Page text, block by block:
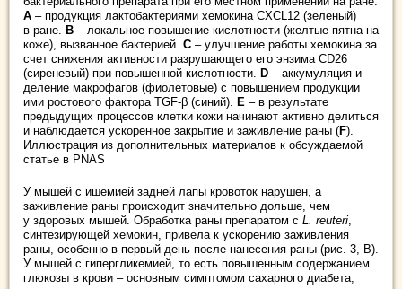
А – продукция лактобактериями хемокина CXCL12 (зеленый)
в ране.
В – локальное повышение кислотности (желтые пятна на
коже), вызванное бактерией. С – улучшение работы хемокина за
счет снижения активности разрушающего его энзима CD26
(сиреневый) при повышенной кислотности.
D – аккумуляция и
деление макрофагов (фиолетовые) с повышением продукции
ими ростового фактора TGF-β (синий).
Е – в результате
предыдущих процессов клетки кожи начинают активно делиться
и наблюдается ускоренное закрытие и заживление раны (F).
Иллюстрация из дополнительных материалов к обсуждаемой
статье в PNAS
У мышей с ишемией задней лапы кровоток нарушен, а
заживление раны происходит значительно дольше, чем
у здоровых мышей. Обработка раны препаратом с L. reuteri
синтезирующей хемокин, привела к ускорению заживления
раны, особенно в первый день после нанесения раны (рис. 3, В).
У мышей с гипергликемией, то есть повышенным содержанием
глюкозы в крови – основным симптомом сахарного диабета,